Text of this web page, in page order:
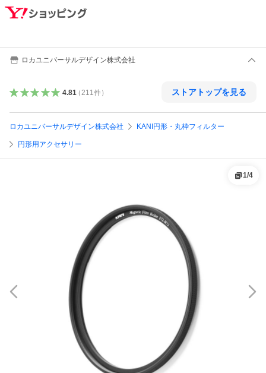
ロカユニバーサルデザイン株式会社
4.81（ 211件） ストアトップを見る
ロカユニバーサルデザイン株式会社 KANI円形・丸枠フィルター
円形用アクセサリー
1/4